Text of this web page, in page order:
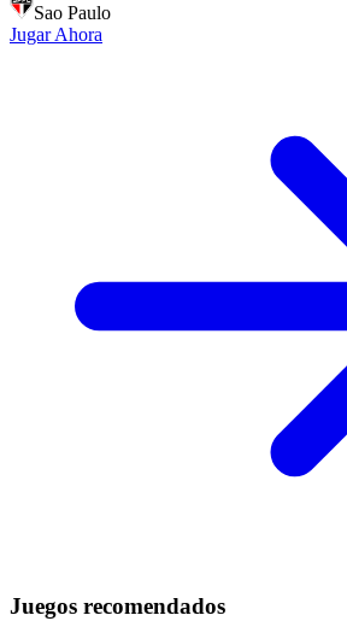
Sao Paulo
Jugar Ahora
Juegos recomendados